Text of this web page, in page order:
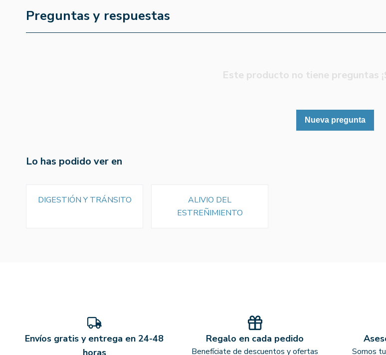
Preguntas y respuestas
Este producto no tiene preguntas
Nueva pregunta
Lo has podido ver en
DIGESTIÓN Y TRÁNSITO
ALIVIO DEL
ESTREÑIMIENTO
Envíos gratis y entrega en 24-48
Regalo en cada pedido
Benefíciate de descuentos y ofertas Somos